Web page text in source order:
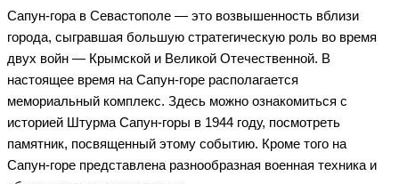
Сапун-гора в Севастополе — это возвышенность вблизи
города, сыгравшая большую стратегическую роль во время
двух войн — Крымской и Великой Отечественной. В
настоящее время на Сапун-горе располагается
мемориальный комплекс. Здесь можно ознакомиться с
историей Штурма Сапун-горы в 1944 году, посмотреть
памятник, посвященный этому событию. Кроме того на
Сапун-горе представлена разнообразная военная техника и